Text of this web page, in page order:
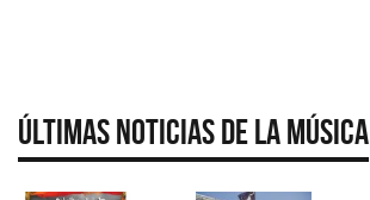
Últimas Noticias de la Música